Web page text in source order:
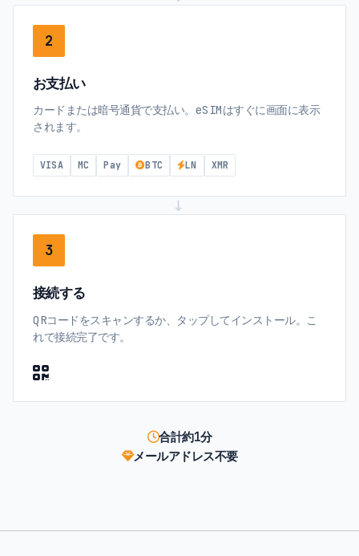
2
お支払い
カードまたは暗号通貨で支払い。eSIMはすぐに画面に表示
されます。
VISA MC Pay BTC LN XMR
→
3
接続する
QRコードをスキャンするか、タップしてインストール。こ
れで接続完了です。
合計約1分
メールアドレス不要